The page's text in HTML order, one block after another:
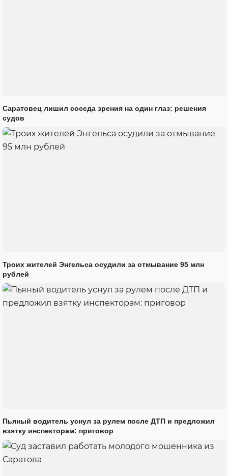
Саратовец лишил соседа зрения на один глаз: решения
судов
Троих жителей Энгельса осудили за отмывание 95 млн
рублей
Пьяный водитель уснул за рулем после ДТП и предложил
взятку инспекторам: приговор